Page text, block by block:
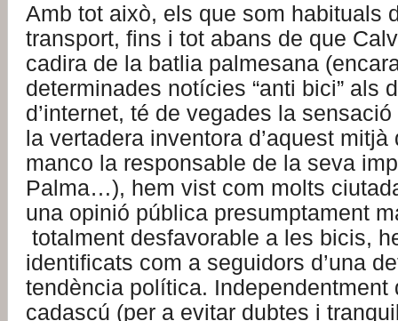
Amb tot això, els que som habituals
transport, fins i tot abans de que
cadira de la batlia palmesana
determinades notícies “anti bici” als
d’internet, té de vegades la
la vertadera inventora d’aquest
manco la responsable de la seva
Palma…), hem vist com molts
una opinió pública presumptament
totalment desfavorable a les bicis,
identificats com a seguidors d’una
tendència política. Independentment
cadascú (per a evitar dubtes i